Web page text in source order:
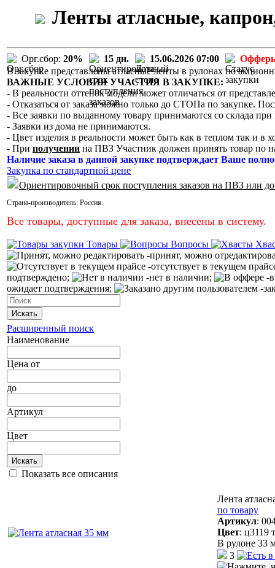
Ленты атласные,
Орг.сбор: 20% 15 дн. 15.06.2026 07:00
В закупке представлены атласные ленты в рулонах по
ВАЖНЫЕ УСЛОВИЯ УЧАСТИЯ В ЗАКУПКЕ:
- В реальности оттенок модели может отличаться от
- Отказаться от заказа можно только до СТОПа по закупке.
- Все заявки по выданному товару принимаются со склада при
- Заявки из дома не принимаются.
- Цвет изделия в реальности может быть как в теплом так и в
- При получении на ПВЗ Участник должен принять товар по
Наличие заказа в данной закупке подтверждает Ваше
Закупка по стандартной цене
Ориентировочный срок поступления заказов на ПВЗ или
Страна-производитель: Россия.
Все товары, доступные для заказа, внесены в систему.
Товары Вопросы
-принят, можно
-отсутствует в текущем
подтверждено;
-нет в наличии;
-
ожидает подтверждения;
-
Искать
Расширенный поиск
Наименование
Цена от
до
Артикул
Цвет
Искать
Показать все описания
Лента
по товару
Артикул:
Цвет: ц3119
В рулоне 33
3